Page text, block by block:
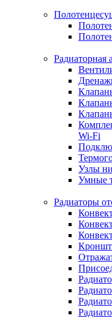
Радиаторная
Wi-Fi
Узлы
Умные
Радиаторы